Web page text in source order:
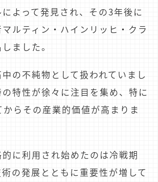
よって発見され、その3年後に
ルティン・ハインリッヒ・クラ
ました。
の不純物として扱われていまし
特性が徐々に注目を集め、特に
らその産業的価値が高まりま
に利用され始めたのは冷戦期
の発展とともに重要性が増して